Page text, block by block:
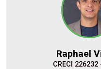
17:00
Raphael
CRECI